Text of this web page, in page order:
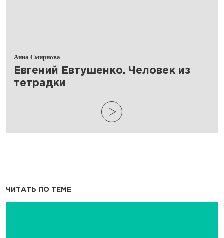
Анна Смирнова
Евгений Евтушенко. Человек из
тетрадки
ЧИТАТЬ ПО ТЕМЕ